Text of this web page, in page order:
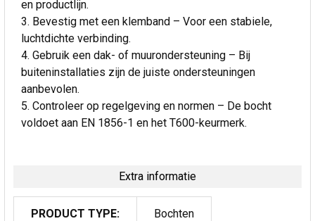
en productlijn.
Bevestig met een klemband – Voor een stabiele,
luchtdichte verbinding.
Gebruik een dak- of muurondersteuning – Bij
buiteninstallaties zijn de juiste ondersteuningen
aanbevolen.
Controleer op regelgeving en normen – De bocht
voldoet aan EN 1856-1 en het T600-keurmerk.
Extra informatie
PRODUCT TYPE: Bochten